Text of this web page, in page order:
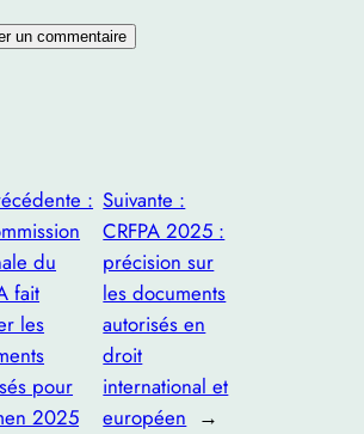
:
du
fait
les
pour
2025
Suivante :
CRFPA 2025 :
précision sur
les documents
autorisés en
droit
international et
européen →